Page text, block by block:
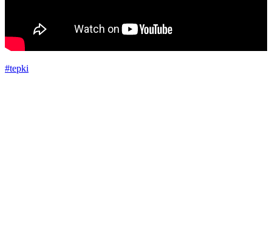
#tepki